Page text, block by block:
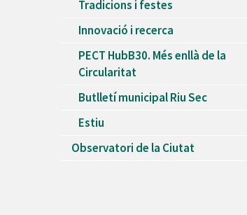
Del01/07/2024al31/08/2026
Decorem! Conte 'La truita de nabius'
Tradicions i festes
Innovació i recerca
PECT HubB30. Més enllà de la
Circularitat
Butlletí municipal Riu Sec
Estiu
Observatori de la Ciutat